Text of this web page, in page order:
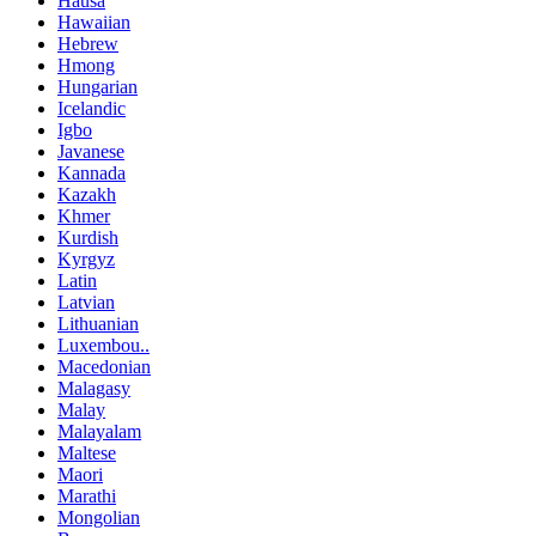
Hawaiian
Hebrew
Hmong
Hungarian
Icelandic
Igbo
Javanese
Kannada
Kazakh
Khmer
Kurdish
Kyrgyz
Latin
Latvian
Lithuanian
Luxembou..
Macedonian
Malagasy
Malay
Malayalam
Maltese
Maori
Marathi
Mongolian